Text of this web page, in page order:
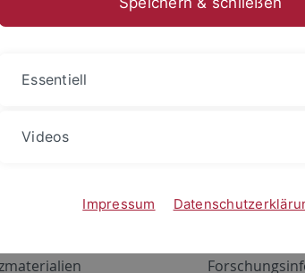
Netzwerk
ALMA
Essentiell
Videos
Impressum